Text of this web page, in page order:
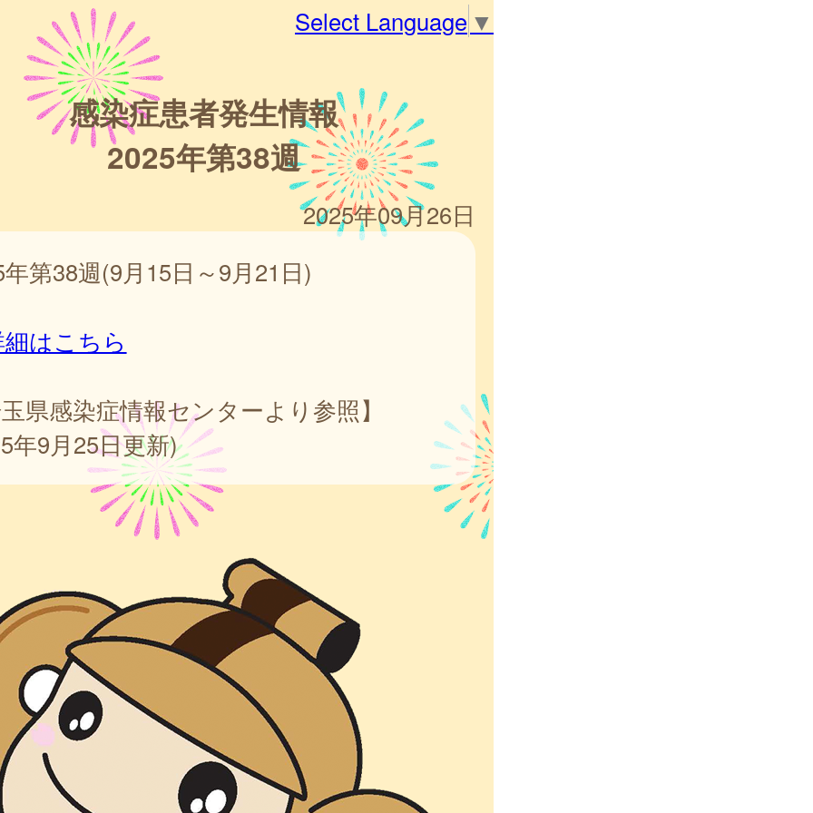
Select Language ▼
感染症患者発生情報
2025年第38週
2025年09月26日
第38週(9月15日～9月21日)
はこちら
県感染症情報センターより参照】
年9月25日更新)